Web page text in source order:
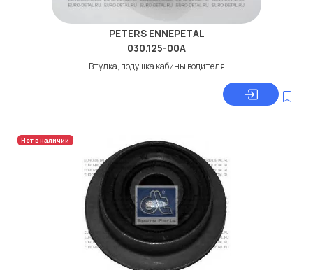
PETERS ENNEPETAL
030.125-00A
Втулка, подушка кабины водителя
Нет в наличии